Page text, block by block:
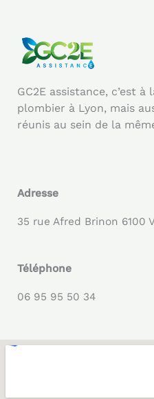
GC2E assistance, c’est
plombier à Lyon, mais
réunis au sein de la
Adresse
35 rue Afred Brinon 6100
Téléphone
06 95 95 50 34